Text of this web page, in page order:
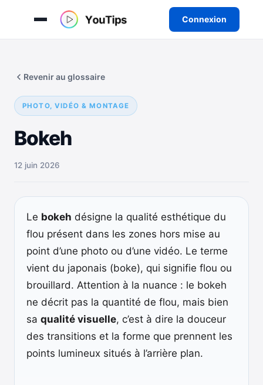
Connexion
contenu
PHOTO, VIDÉO & MONTAGE
Bokeh
Revenir au glossaire
12 juin 2026
Le bokeh désigne la qualité esthétique du
flou présent dans les zones hors mise au
point d’une photo ou d’une vidéo. Le terme
vient du japonais (boke), qui signifie flou ou
brouillard. Attention à la nuance : le bokeh
ne décrit pas la quantité de flou, mais bien
sa qualité visuelle, c’est à dire la douceur
des transitions et la forme que prennent les
points lumineux situés à l’arrière plan.